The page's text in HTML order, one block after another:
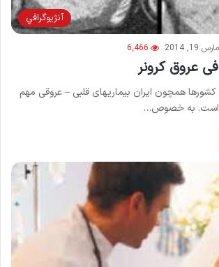
آنژيوگرافي
مارس 19, 2014 6,466
عروق کرونر
همچون ایران بیماریهای قلبی – عروقی مهم
است. به خصوص…